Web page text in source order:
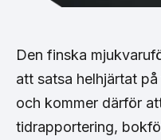
Den finska
att satsa helhjärtat
och kommer därför
tidrapportering,